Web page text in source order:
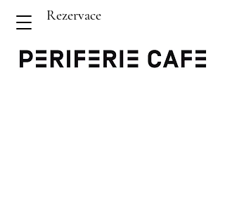
Rezervace